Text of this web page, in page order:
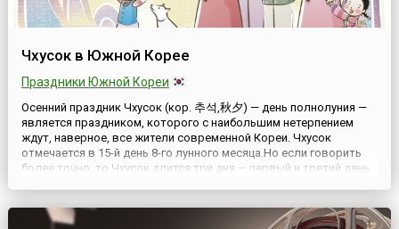
Чхусок в Южной Корее
Праздники Южной Кореи
Осенний праздник Чхусок (кор. 추석,秋夕) — день полнолуния —
является праздником, которого с наибольшим нетерпением
ждут, наверное, все жители современной Кореи. Чхусок
отмечается в 15-й день 8-го лунного месяца.Но если говорить
более точно, то Чхусок длится три дня — первый и третий день